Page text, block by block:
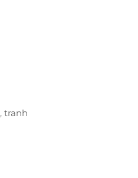
Hueritage ưu
tiện lợi
minh bạch
tranh